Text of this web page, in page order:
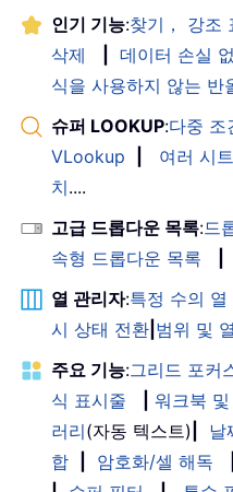
인기 기능:찾기， 강조
삭제
데이터 손실
식을 사용하지 않는 반
슈퍼 LOOKUP:다중
VLookup
여러 시
치....
고급 드롭다운 목록:드
속형 드롭다운 목록
열 관리자:특정 수의 열
시 상태 전환 범위 및
주요 기능:그리드 포커
식 표시줄
워크북
러리(자동 텍스트) 날
합
암호화/셀 해독